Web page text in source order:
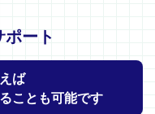
ート
ば
ことも可能です